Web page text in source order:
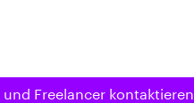
und Freelancer kontaktieren